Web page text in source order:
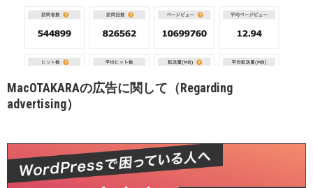
MacOTAKARAの広告に関して（Regarding
advertising）